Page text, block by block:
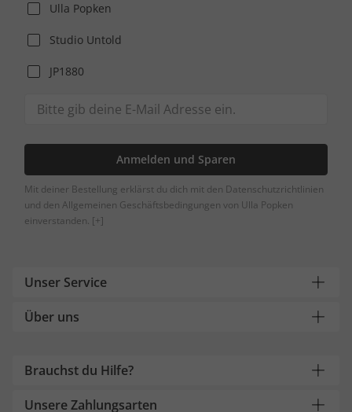
Ulla Popken
Studio Untold
JP1880
Anmelden und Sparen
Mit deiner Bestellung erklärst du dich mit den Datenschutzrichtlinien
und den Allgemeinen Geschäftsbedingungen von Ulla Popken
einverstanden. [+]
Unser Service
Über uns
Brauchst du Hilfe?
Unsere Zahlungsarten